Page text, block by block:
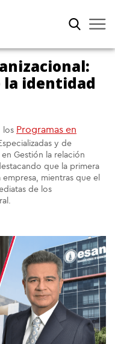
la identidad
los Programas en
y de
en Gestión la relación
que la primera
mientras que el
de los